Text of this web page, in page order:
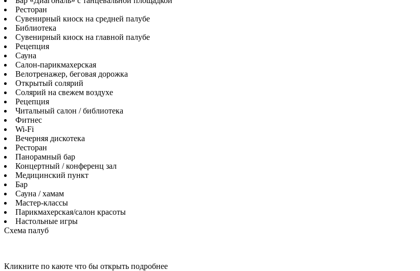
Ресторан
Сувенирный киоск на средней палубе
Библиотека
Сувенирный киоск на главной палубе
Рецепция
Сауна
Салон-парикмахерская
Велотренажер, беговая дорожка
Открытый солярий
Солярий на свежем воздухе
Рецепция
Читальный салон / библиотека
Фитнес
Wi-Fi
Вечерняя дискотека
Ресторан
Панорамный бар
Концертный / конференц зал
Медицинский пункт
Бар
Сауна / хамам
Мастер-классы
Парикмахерская/салон красоты
Настольные игры
Схема палуб
Кликните по каюте что бы открыть подробнее